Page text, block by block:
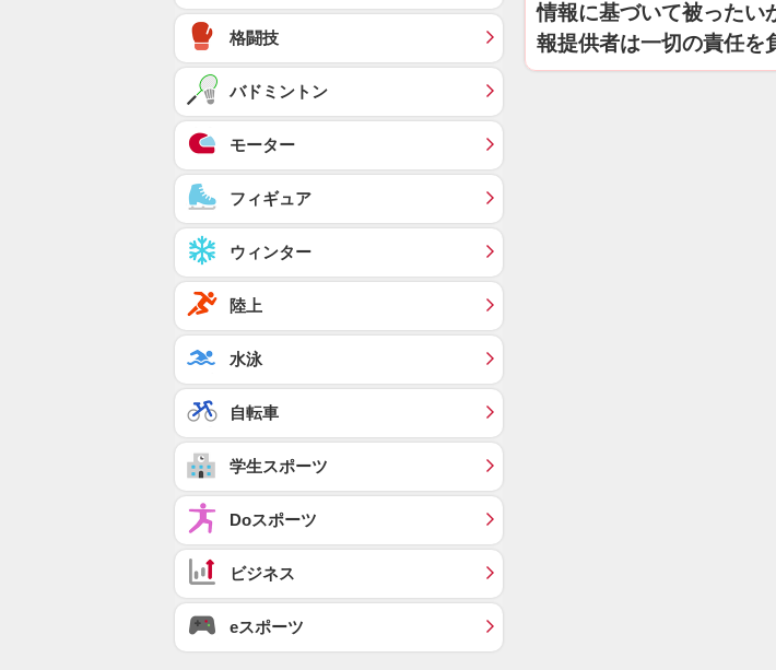
情報に基づいて被ったい
報提供者は一切の責任を
格闘技
バドミントン
モーター
フィギュア
ウィンター
陸上
水泳
自転車
学生スポーツ
Doスポーツ
ビジネス
eスポーツ